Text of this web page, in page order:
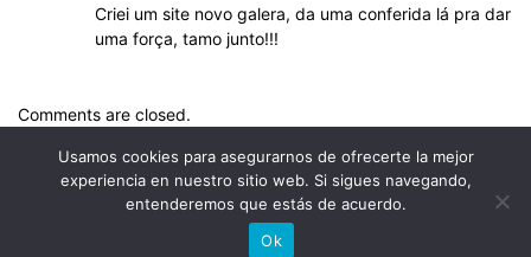
Criei um site novo galera, da uma conferida lá pra dar
uma força, tamo junto!!!
Comments are closed.
© Uptodown Technologies SL |
cookies
Usamos cookies para asegurarnos de ofrecerte la mejor
experiencia en nuestro sitio web. Si sigues navegando,
entenderemos que estás de acuerdo.
Ok